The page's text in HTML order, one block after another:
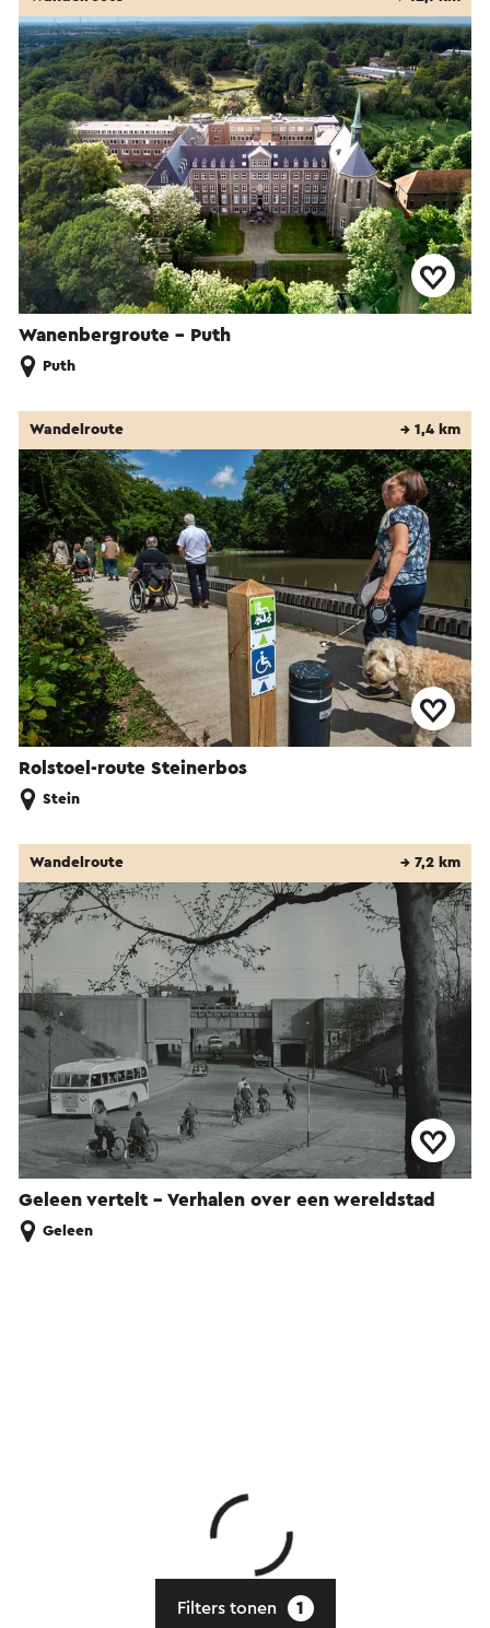
Wanenbergroute - Puth
Puth
Rolstoel-route Steinerbos
Wandelroute → 1,4 km
Stein
Geleen vertelt - Verhalen over een wereldstad
Wandelroute → 7,2 km
Geleen
Filters tonen 1